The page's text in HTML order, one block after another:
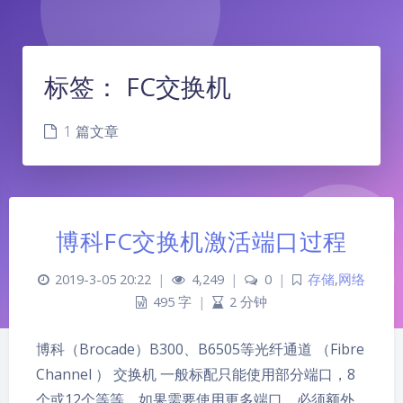
夜间模式
标签： FC交换机
1 篇文章
博科FC交换机激活端口过程
2019-3-05 20:22 | 4,249 | 0 | 存储,网络
495 字 | 2 分钟
博科（Brocade）B300、B6505等光纤通道 （Fibre
Channel ） 交换机 一般标配只能使用部分端口，8
个或12个等等，如果需要使用更多端口，必须额外